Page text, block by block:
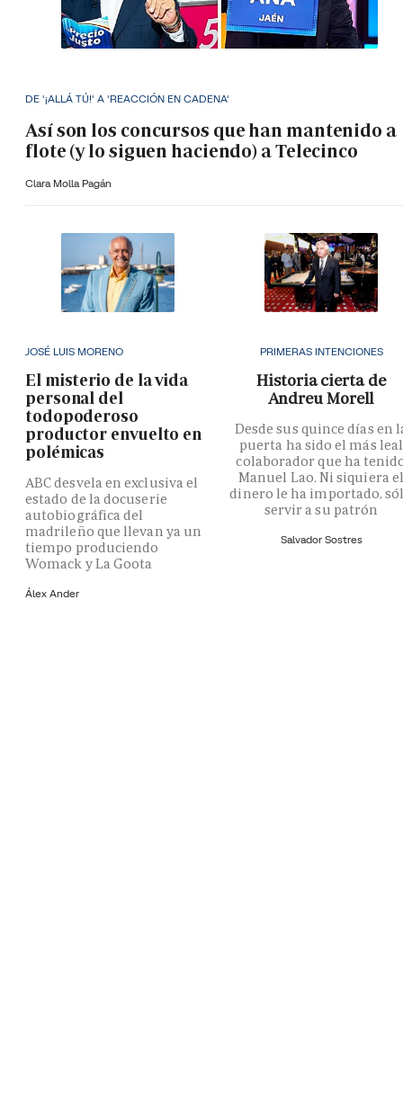
DE '¡ALLÁ TÚ!' A 'REACCIÓN EN CADENA'
Así son los concursos que han mantenido a
flote (y lo siguen haciendo) a Telecinco
Clara Molla Pagán
JOSÉ LUIS MORENO
El misterio de la vida
personal del
todopoderoso
productor envuelto en
polémicas
ABC desvela en exclusiva el
estado de la docuserie
autobiográfica del
madrileño que llevan ya un
tiempo produciendo
Womack y La Goota
Álex Ander
PRIMERAS INTENCIONES
Historia cierta de
Andreu Morell
Desde sus quince días en
puerta ha sido el más leal
colaborador que ha
Manuel Lao. Ni siquiera
dinero le ha importado,
servir a su patrón
Salvador Sostres